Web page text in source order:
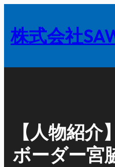
を
キ
株式会社
【人物紹
ボーダー宮